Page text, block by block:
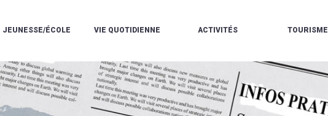
JEUNESSE/ÉCOLE
PÉRISCOLAIRE
VIE QUOTIDIENNE
ESPACE
VIE
SOCIALE
QUELQUES
RÈGLES
ACTIVITÉS
LA
MÉDIATHÈQUE
L'ÉCOLE
COMMUNAUTAIRE
DE
TOURISME
LA
VISITES
ET
DÉCOUVERTES